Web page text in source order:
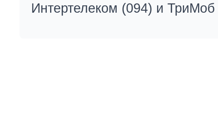
Интертелеком (094) и ТриМоб